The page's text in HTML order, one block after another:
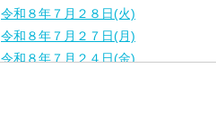
令和８年７月２８日(火)
令和８年７月２７日(月)
令和８年７月２４日(金)